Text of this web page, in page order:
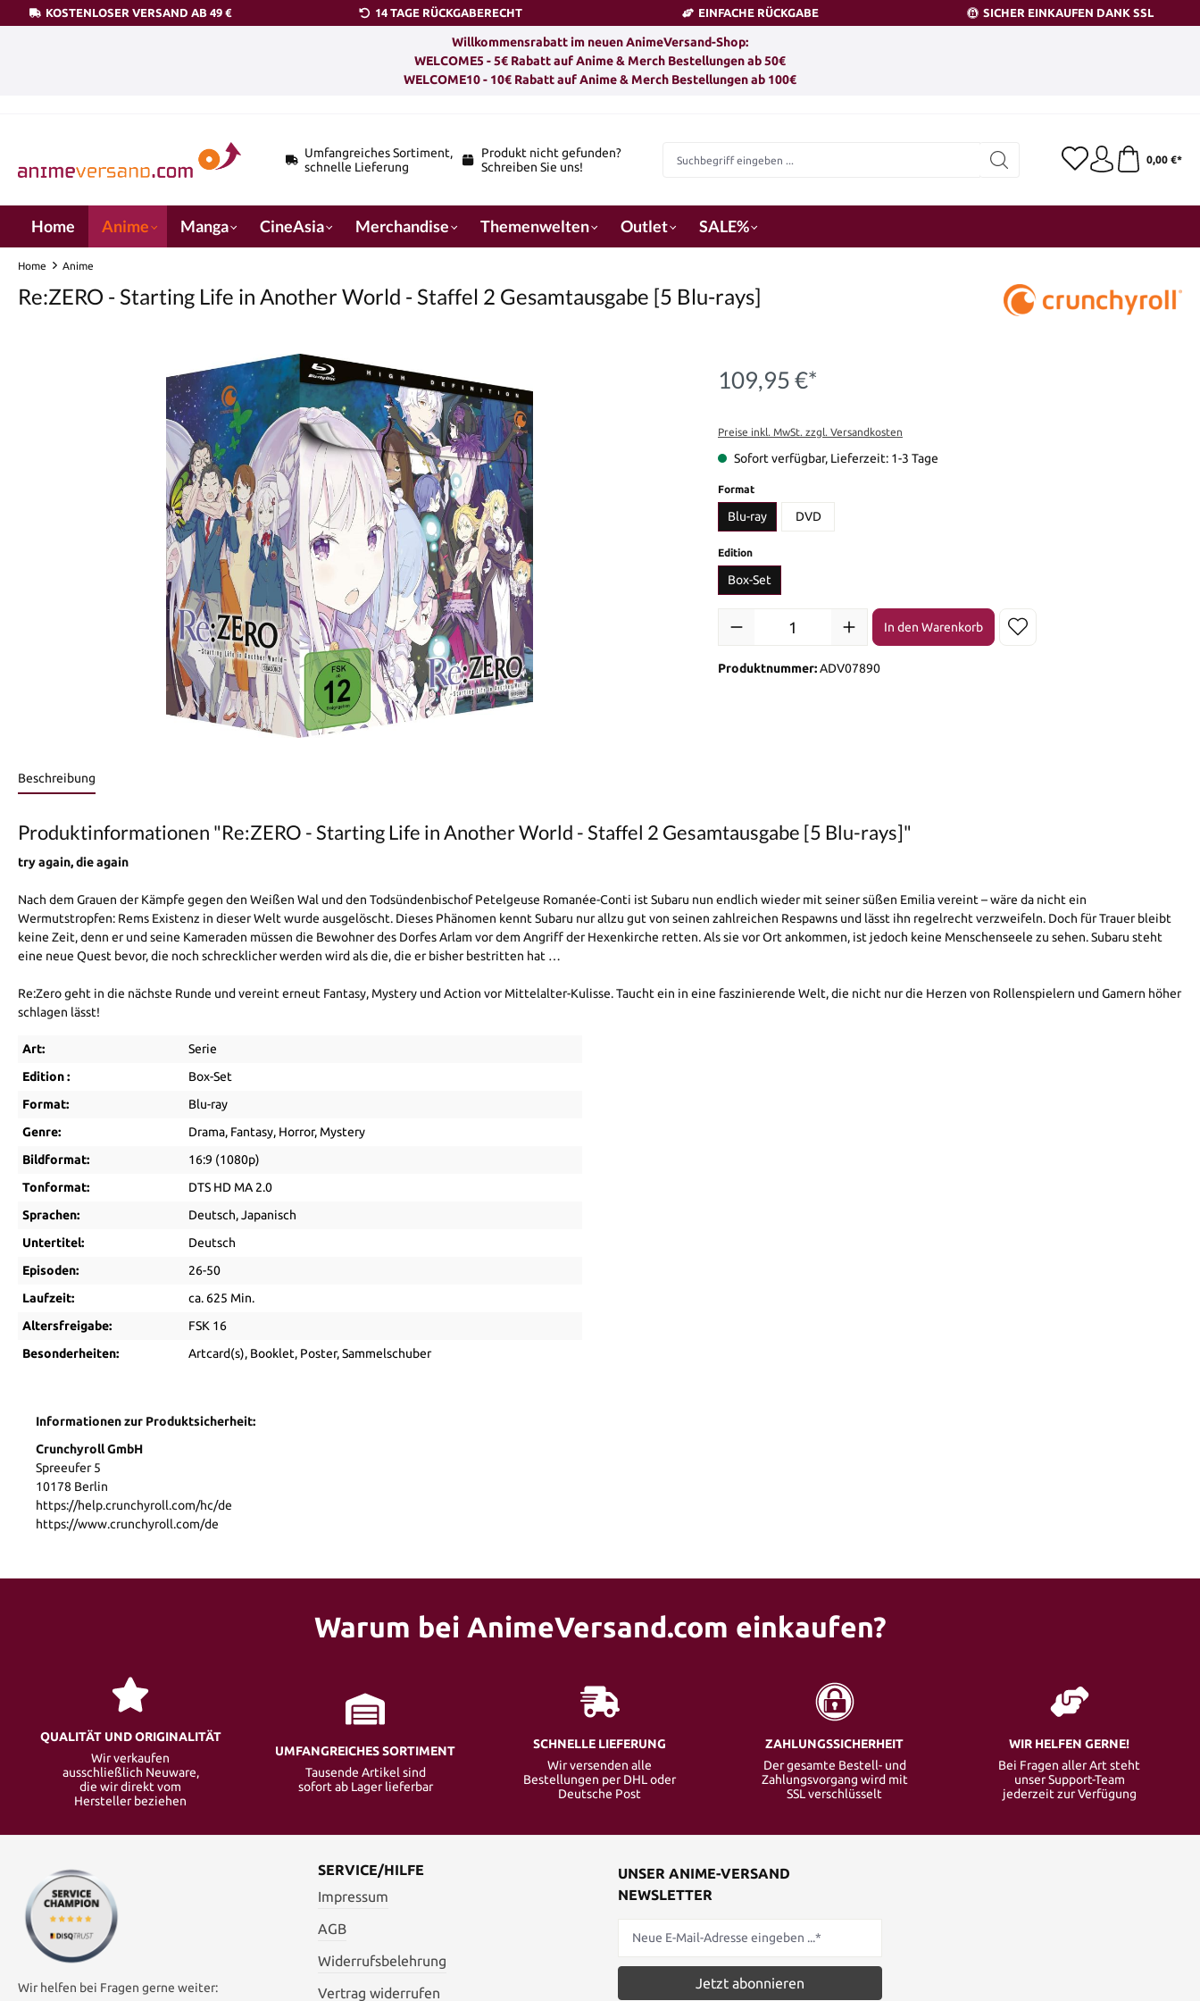
Zur Hauptnavigation springen
KOSTENLOSER VERSAND AB 49 € 14 TAGE RÜCKGABERECHT EINFACHE RÜCKGABE SICHER EINKAUFEN DANK SSL
Willkommensrabatt im neuen AnimeVersand-Shop:
WELCOME5 - 5€ Rabatt auf Anime & Merch Bestellungen ab 50€
WELCOME10 - 10€ Rabatt auf Anime & Merch Bestellungen ab 100€
Umfangreiches Sortiment,
schnelle Lieferung
Produkt nicht gefunden?
Schreiben Sie uns!
0,00 €*
Home Anime Manga CineAsia Merchandise Themenwelten Outlet SALE%
Home Anime
Re:ZERO - Starting Life in Another World - Staffel 2 Gesamtausgabe [5 Blu-rays]
109,95 €*
Preise inkl. MwSt. zzgl. Versandkosten
Sofort verfügbar, Lieferzeit: 1-3 Tage
Formatauswählen
Blu-ray DVD
Editionauswählen
Box-Set
Produkt Anzahl: Gib den gewünschten Wert ein oder benutze die
In den Warenkorb
Produktnummer:ADV07890
Beschreibung
Produktinformationen "Re:ZERO - Starting Life in Another World - Staffel 2 Gesamtausgabe [5 Blu-rays]"
try again, die again
Nach dem Grauen der Kämpfe gegen den Weißen Wal und den Todsündenbischof Petelgeuse Romanée-Conti ist Subaru nun endlich wieder mit seiner süßen Emilia vereint – wäre da nicht ein
Wermutstropfen: Rems Existenz in dieser Welt wurde ausgelöscht. Dieses Phänomen kennt Subaru nur allzu gut von seinen zahlreichen Respawns und lässt ihn regelrecht verzweifeln. Doch für Trauer bleibt
keine Zeit, denn er und seine Kameraden müssen die Bewohner des Dorfes Arlam vor dem Angriff der Hexenkirche retten. Als sie vor Ort ankommen, ist jedoch keine Menschenseele zu sehen. Subaru steht
eine neue Quest bevor, die noch schrecklicher werden wird als die, die er bisher bestritten hat …
Re:Zero geht in die nächste Runde und vereint erneut Fantasy, Mystery und Action vor Mittelalter-Kulisse. Taucht ein in eine faszinierende Welt, die nicht nur die Herzen von Rollenspielern und Gamern höher
schlagen lässt!
Art:
Serie
Edition :
Box-Set
Format:
Blu-ray
Genre:
Drama, Fantasy, Horror, Mystery
Bildformat:
16:9 (1080p)
Tonformat:
DTS HD MA 2.0
Sprachen:
Deutsch, Japanisch
Untertitel:
Deutsch
Episoden:
26-50
Laufzeit:
ca. 625 Min.
Altersfreigabe:
FSK 16
Besonderheiten:
Artcard(s), Booklet, Poster, Sammelschuber
Informationen zur Produktsicherheit:
Crunchyroll GmbH
Spreeufer 5
10178 Berlin
https://help.crunchyroll.com/hc/de
https://www.crunchyroll.com/de
Warum bei AnimeVersand.com einkaufen?
QUALITÄT UND ORIGINALITÄT
Wir verkaufen
ausschließlich Neuware,
die wir direkt vom
Hersteller beziehen
UMFANGREICHES SORTIMENT
Tausende Artikel sind
sofort ab Lager lieferbar
SCHNELLE LIEFERUNG
Wir versenden alle
Bestellungen per DHL oder
Deutsche Post
ZAHLUNGSSICHERHEIT
Der gesamte Bestell- und
Zahlungsvorgang wird mit
SSL verschlüsselt
WIR HELFEN GERNE!
Bei Fragen aller Art steht
unser Support-Team
jederzeit zur Verfügung
Wir helfen bei Fragen gerne weiter:
SERVICE/HILFE
Impressum
AGB
Widerrufsbelehrung
Vertrag widerrufen
UNSER ANIME-VERSAND
NEWSLETTER
Jetzt abonnieren